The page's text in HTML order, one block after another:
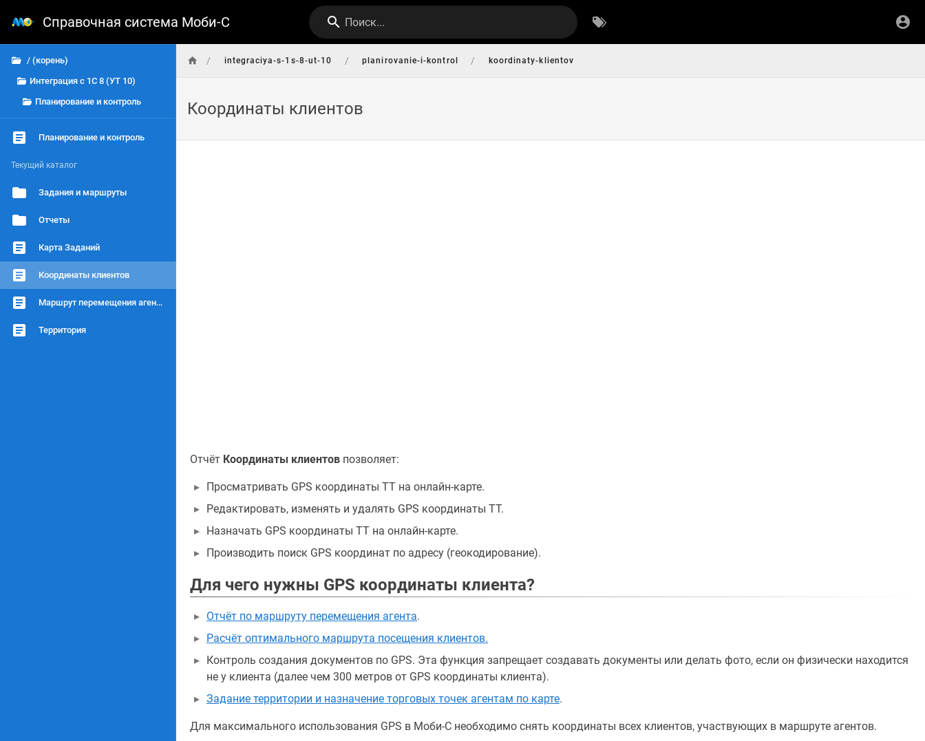
Справочная система Моби-С Поиск...
/ (корень)
Интеграция с 1С 8 (УТ 10)
Планирование и контроль
Планирование и контроль
Текущий каталог
Задания и маршруты
Отчеты
Карта Заданий
Координаты клиентов
Маршрут перемещения агентов
Территория
/ integraciya-s-1s-8-ut-10 / planirovanie-i-kontrol / koordinaty-klientov
Координаты клиентов
Отчёт Координаты клиентов позволяет:
Просматривать GPS координаты ТТ на онлайн-карте.
Редактировать, изменять и удалять GPS координаты ТТ.
Назначать GPS координаты ТТ на онлайн-карте.
Производить поиск GPS координат по адресу (геокодирование).
Для чего нужны GPS координаты клиента?
Отчёт по маршруту перемещения агента.
Расчёт оптимального маршрута посещения клиентов.
Контроль создания документов по GPS. Эта функция запрещает создавать документы или делать фото, если он физически находится
не у клиента (далее чем 300 метров от GPS координаты клиента).
Задание территории и назначение торговых точек агентам по карте.
Для максимального использования GPS в Моби-С необходимо снять координаты всех клиентов, участвующих в маршруте агентов.